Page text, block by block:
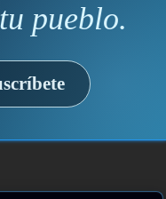
pueblo.